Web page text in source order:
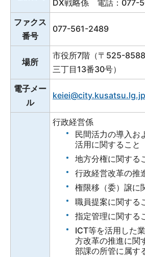
DX戦略係 電話：077-
ファクス
番号
077-561-2489
場所
市役所7階（〒525-
三丁目13番30号）
電子メー
ル
keiei@city.kusatsu.lg.jp
行政経営係
民間活力の導入お
活用に関すること
地方分権に関する
行政経営改革の推
権限移（委）譲に
職員提案に関する
指定管理に関する
ICT等を活用した
方改革の推進に関
部課の所管に属す